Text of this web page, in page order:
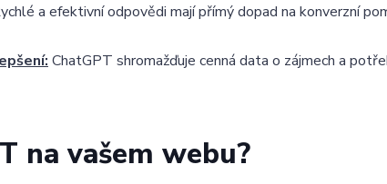
a efektivní odpovědi mají přímý dopad na konverzní
ChatGPT shromažďuje cenná data o zájmech a
na vašem webu?